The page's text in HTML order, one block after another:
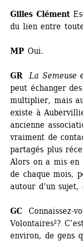
Gilles Clément
du lien entre
MP Oui.
GR La Semeuse
peut échanger
multiplier, mais
existe à
ancienne
vraiment de
partagés plus
Alors on a mis en
de chaque mois,
autour d’un
GC Connaissez-
Volontaires²?
environ, de gens